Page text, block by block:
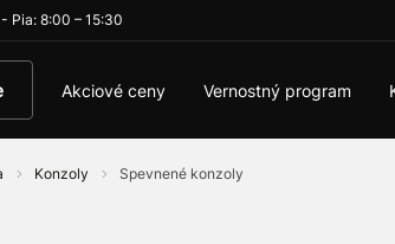
Pia: 8:00 – 15:30
Akciové ceny Vernostný program
Konzoly Spevnené konzoly